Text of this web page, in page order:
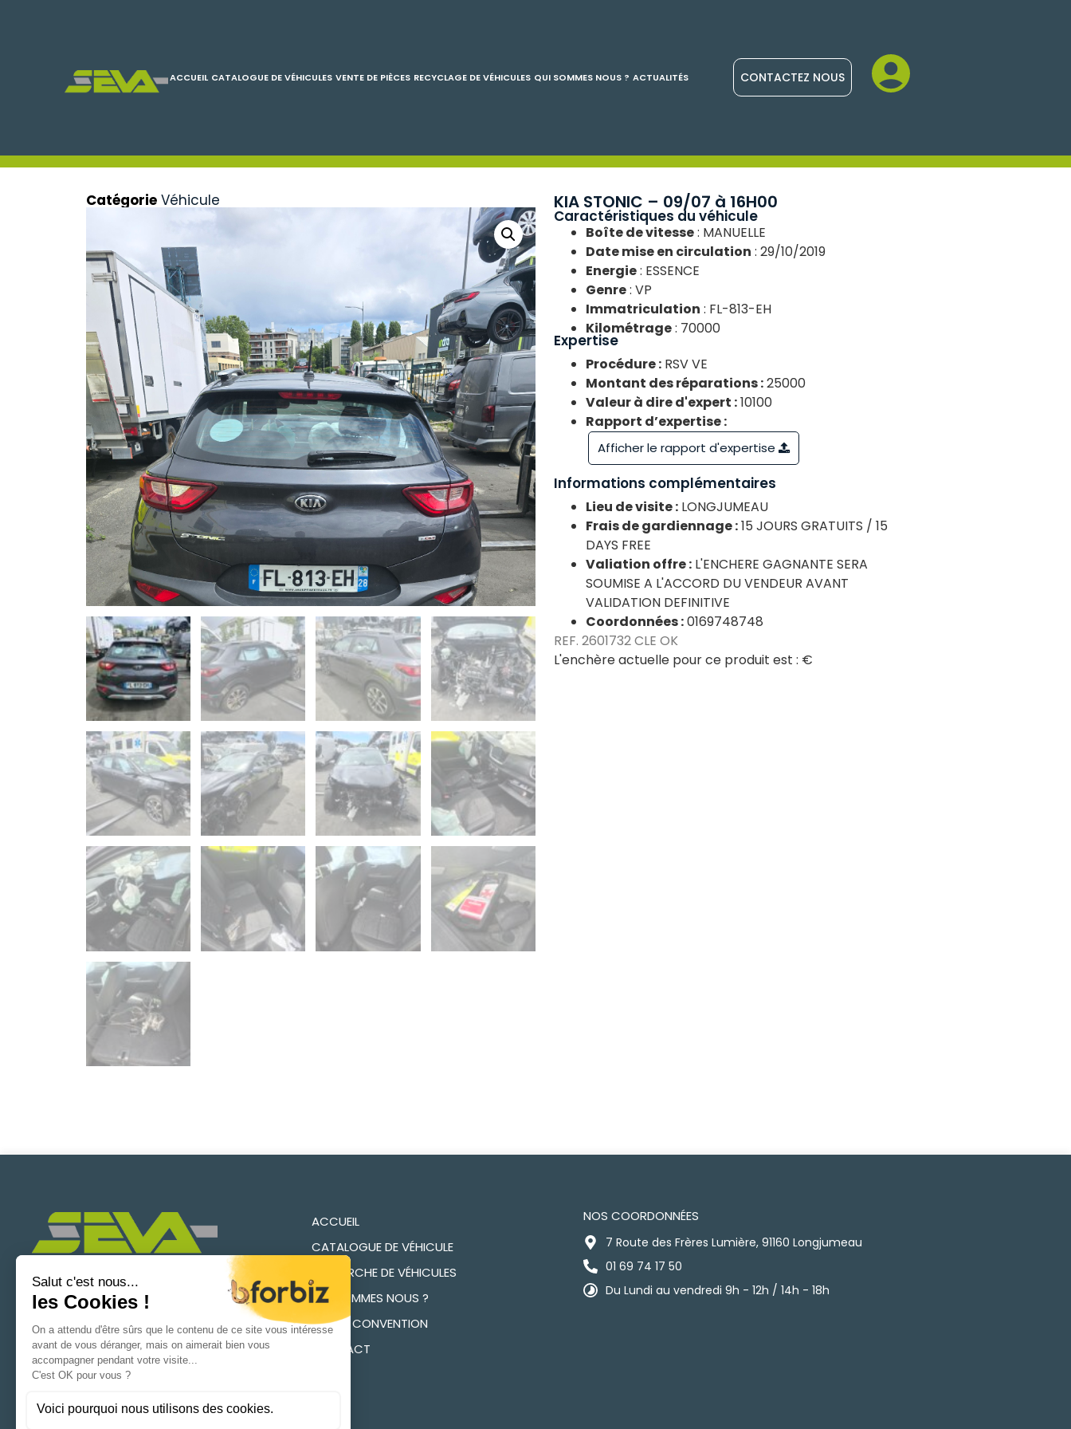
ACCUEIL CATALOGUE DE VÉHICULES VENTE DE PIÈCES RECYCLAGE DE VÉHICULES QUI SOMMES NOUS ? ACTUALITÉS CONTACTEZ NOUS
Catégorie Véhicule KIA STONIC – 09/07 à 16H00
Caractéristiques du véhicule
Boîte de vitesse: MANUELLE
Date mise en circulation : 29/10/2019
Energie: ESSENCE
Genre: VP
Immatriculation : FL-813-EH
Kilométrage: 70000
Expertise
Procédure :RSV VE
Montant des réparations :25000
Valeur à dire d'expert :10100
Rapport d’expertise :
Afficher le rapport d'expertise
Informations complémentaires
Lieu de visite :LONGJUMEAU
Frais de gardiennage :15 JOURS GRATUITS / 15
DAYS FREE
Valiation offre :L'ENCHERE GAGNANTE SERA
SOUMISE A L'ACCORD DU VENDEUR AVANT
VALIDATION DEFINITIVE
Coordonnées :0169748748
REF. 2601732 CLE OK
L'enchère actuelle pour ce produit est : €
NOUS CONTACTEZ
ACCUEIL
CATALOGUE DE VÉHICULE
RECHERCHE DE VÉHICULES
QUI SOMMES NOUS ?
NOTRE CONVENTION
CONTACT
NOS COORDONNÉES
7 Route des Frères Lumière, 91160 Longjumeau
01 69 74 17 50
Du Lundi au vendredi 9h - 12h / 14h - 18h